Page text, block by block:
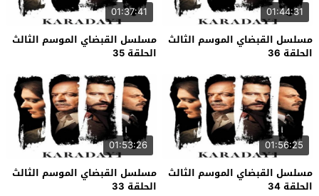
01:44:31
مسلسل القبضاي الموسم الثالث
الحلقة 36
01:37:41
مسلسل القبضاي الموسم الثالث
الحلقة 35
01:56:25
مسلسل القبضاي الموسم الثالث
الحلقة 34
01:53:26
مسلسل القبضاي الموسم الثالث
الحلقة 33